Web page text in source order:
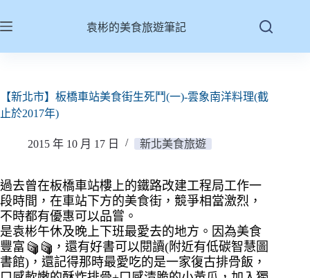
至
容
袁彬的美食旅遊筆記
【新北市】板橋車站美食街生死鬥(一)-雲象南洋料理(截
止於2017年)
2015 年 10 月 17 日 新北美食旅遊
過去曾在板橋車站樓上的鐵路改建工程局工作一
段時間，在車站下方的美食街，競爭相當激烈，
不時都有優惠可以品嘗。
是袁彬午休及晚上下班最愛去的地方。因為美食
豐富
，還有好書可以閱讀(附近有低碳智慧圖
書館)，還記得那時最愛吃的是一家復古排骨飯，